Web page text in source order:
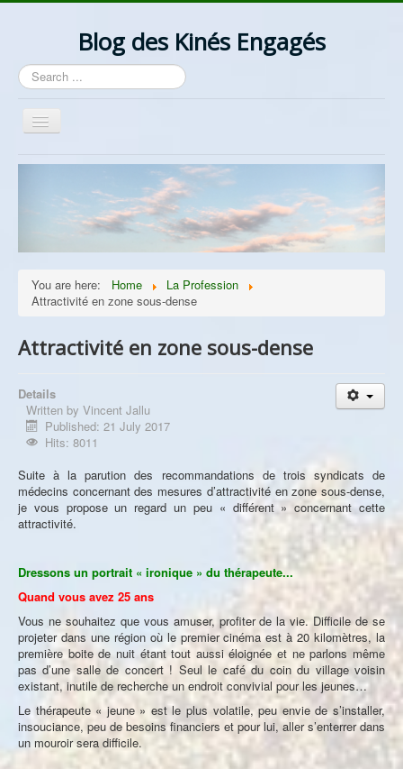
Blog des Kinés Engagés
Search
...
Toggle
Navigation
Bienvenue
Actualités
La Profession
Les Idées
Ordre/Contre Ordre
Lantzelot
À propos
You are here: Home
La Profession
Attractivité en zone sous-dense
Attractivité en zone sous-dense
Details
Written by Vincent Jallu
Published: 21 July 2017
Hits: 8011
Suite à la parution des recommandations de trois syndicats de
médecins concernant des mesures d’attractivité en zone sous-dense,
je vous propose un regard un peu « différent » concernant cette
attractivité.
Dressons un portrait « ironique » du thérapeute...
Quand vous avez 25 ans
Vous ne souhaitez que vous amuser, profiter de la vie. Difficile de se
projeter dans une région où le premier cinéma est à 20 kilomètres, la
première boite de nuit étant tout aussi éloignée et ne parlons même
pas d’une salle de concert ! Seul le café du coin du village voisin
existant, inutile de recherche un endroit convivial pour les jeunes…
Le thérapeute « jeune » est le plus volatile, peu envie de s’installer,
insouciance, peu de besoins financiers et pour lui, aller s’enterrer dans
un mouroir sera difficile.